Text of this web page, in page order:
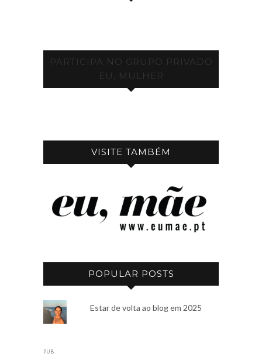
PARTICIPA NO GRUPO PRIVADO
EU, MULHER
VISITE TAMBÉM
POPULAR POSTS
Estar de volta ao blog em 2025
PUB